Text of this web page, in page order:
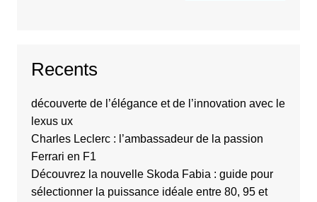
Recents
découverte de l’élégance et de l’innovation avec le
lexus ux
Charles Leclerc : l’ambassadeur de la passion
Ferrari en F1
Découvrez la nouvelle Skoda Fabia : guide pour
sélectionner la puissance idéale entre 80, 95 et